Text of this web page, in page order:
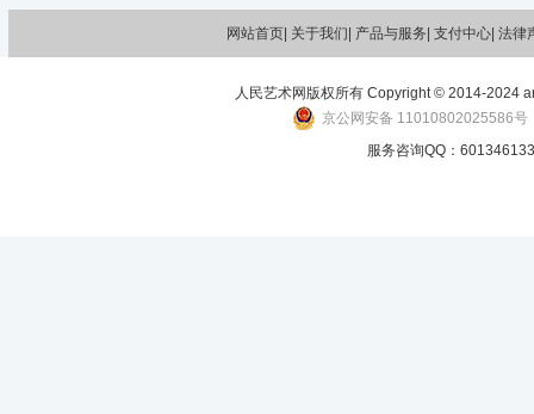
网站首页| 关于我们 | 产品与服务| 支付中心| 法
人民艺术网版权所有 Copyright © 2014-
京公网安备 11010802025586号
服务咨询QQ：